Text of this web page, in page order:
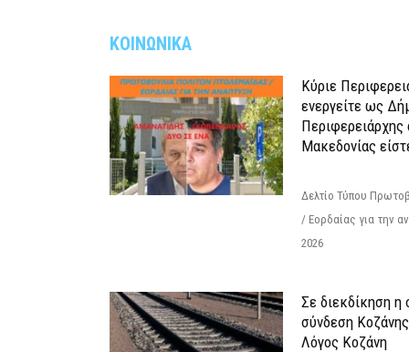
ΚΟΙΝΩΝΙΚΑ
Κύριε
ενεργείτε ως
Περιφερειάρχης
Μακεδονίας
Δελτίο Τύπου
/ Εορδαίας για την
2026
Σε διεκδίκηση η
σύνδεση
Λόγος Κοζάνη